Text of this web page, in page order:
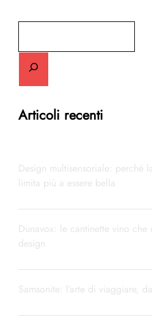
Articoli recenti
Design multisensoriale: perché
limita più a essere bella
Dunavox: le cantinette vino
design
Samsonite: l’arte di viaggiare,